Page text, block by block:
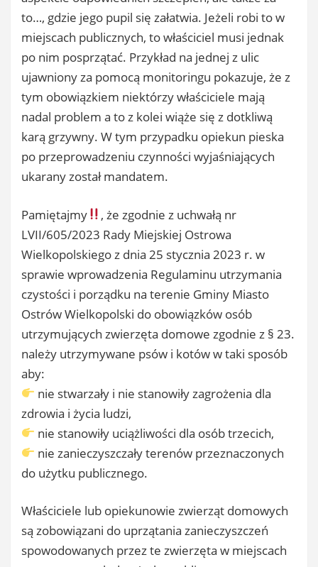
to…, gdzie jego pupil się załatwia. Jeżeli robi to w
miejscach publicznych, to właściciel musi jednak
po nim posprzątać. Przykład na jednej z ulic
ujawniony za pomocą monitoringu pokazuje, że z
tym obowiązkiem niektórzy właściciele mają
nadal problem a to z kolei wiąże się z dotkliwą
karą grzywny. W tym przypadku opiekun pieska
po przeprowadzeniu czynności wyjaśniających
ukarany został mandatem.
Pamiętajmy
, że zgodnie z uchwałą nr
LVII/605/2023 Rady Miejskiej Ostrowa
Wielkopolskiego z dnia 25 stycznia 2023 r. w
sprawie wprowadzenia Regulaminu utrzymania
czystości i porządku na terenie Gminy Miasto
Ostrów Wielkopolski do obowiązków osób
utrzymujących zwierzęta domowe zgodnie z § 23.
należy utrzymywane psów i kotów w taki sposób
aby:
nie stwarzały i nie stanowiły zagrożenia dla
zdrowia i życia ludzi,
nie stanowiły uciążliwości dla osób trzecich,
nie zanieczyszczały terenów przeznaczonych
do użytku publicznego.
Właściciele lub opiekunowie zwierząt domowych
są zobowiązani do uprzątania zanieczyszczeń
spowodowanych przez te zwierzęta w miejscach